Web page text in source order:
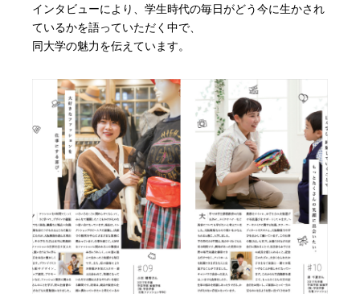
インタビューにより、学生時代の毎日がどう今に生かされ
ているかを語っていただく中で、
同大学の魅力を伝えています。